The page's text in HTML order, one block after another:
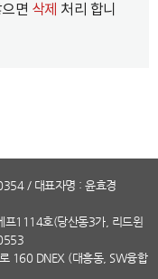
면 삭제 처리 합니
/ 대표자명 : 윤효경
프1114호(당산동3가, 리드윈
160 DNEX (대흥동, SW융합